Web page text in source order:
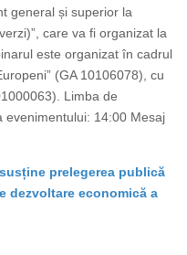
general și superior la
care va fi organizat la
este organizat în cadrul
(GA 10106078), cu
Limba de
evenimentului: 14:00 Mesaj
prelegerea publică
dezvoltare economică a